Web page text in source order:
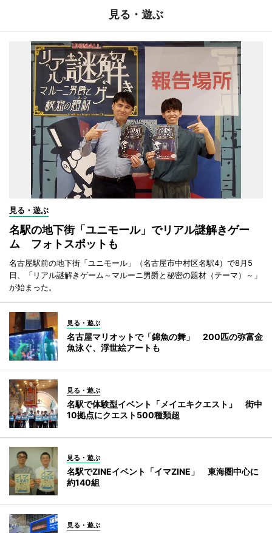
見る・遊ぶ
見る・遊ぶ
名駅の地下街「ユニモール」でリアル謎解きゲー
ム フォトスポットも
名古屋駅前の地下街「ユニモール」（名古屋市中村区名駅4）で8月5
日、「リアル謎解きゲーム～マルーニ男爵と秘密の題材（テーマ）～」
が始まった。
見る・遊ぶ
名古屋マリオットで「錦魚の舞」 200匹の弥富金
魚泳ぐ、浮世絵アートも
見る・遊ぶ
名駅で体験型イベント「メイエキクエスト」 街中
10拠点にクエスト500種類超
見る・遊ぶ
名駅でZINEイベント「イマZINE」 東海圏中心に
約140組
見る・遊ぶ